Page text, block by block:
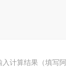
入计算结果（填写